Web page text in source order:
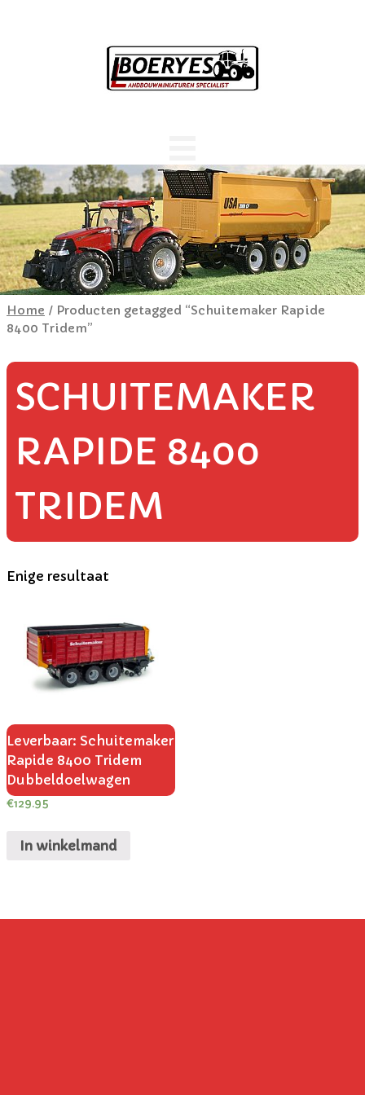
Home / Producten getagged “Schuitemaker Rapide
8400 Tridem”
SCHUITEMAKER
RAPIDE 8400
TRIDEM
Enige resultaat
Leverbaar: Schuitemaker
Rapide 8400 Tridem
Dubbeldoelwagen
€129.95
In winkelmand